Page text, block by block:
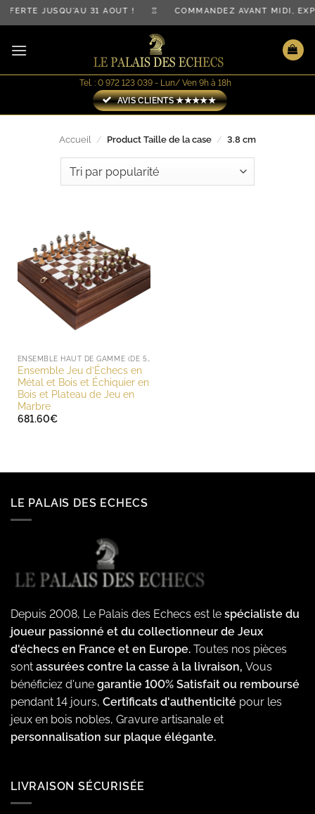
Passer
au
contenu
JUSQU'AU 31 AOÛT ! ♖ COMMANDEZ AVANT MIDI,
Tel. : 0 972 123 039 - Lun/ Ven 9h à 18h
AVIS CLIENTS ★★★★★
Accueil / Product Taille de la case / 3.8 cm
Ensemble Jeu d’Échecs en
Métal et Bois et Échiquier en
Bois et Plateau de Jeu en
Marbre
681.60€
LE PALAIS DES ECHECS
Depuis 2008, Le Palais des Echecs est le spécialiste du
joueur passionné et du collectionneur de Jeux
d'échecs en France et en Europe. Toutes nos pièces
sont assurées contre la casse à la livraison, Vous
bénéficiez d'une garantie 100% Satisfait ou remboursé
pendant 14 jours, Certificats d'authenticité pour les
jeux en bois nobles, Gravure artisanale et
personnalisation sur plaque élégante.
LIVRAISON SÉCURISÉE